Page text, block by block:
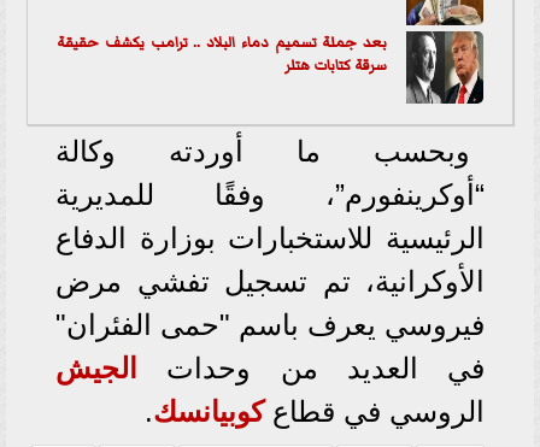
بعد جملة تسميم دماء البلاد .. ترامب يكشف حقيقة
سرقة كتابات هتلر
وبحسب ما أوردته وكالة
“أوكرينفورم”، وفقًا للمديرية
الرئيسية للاستخبارات بوزارة الدفاع
الأوكرانية، تم تسجيل تفشي مرض
فيروسي يعرف باسم "حمى الفئران"
في العديد من وحدات
الجيش
الروسي في قطاعكوبيانسك.